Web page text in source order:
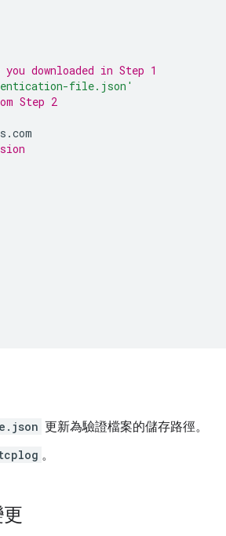
downloaded in Step 1
file.json'
Step 2
更新為驗證檔案的儲存路徑。
。